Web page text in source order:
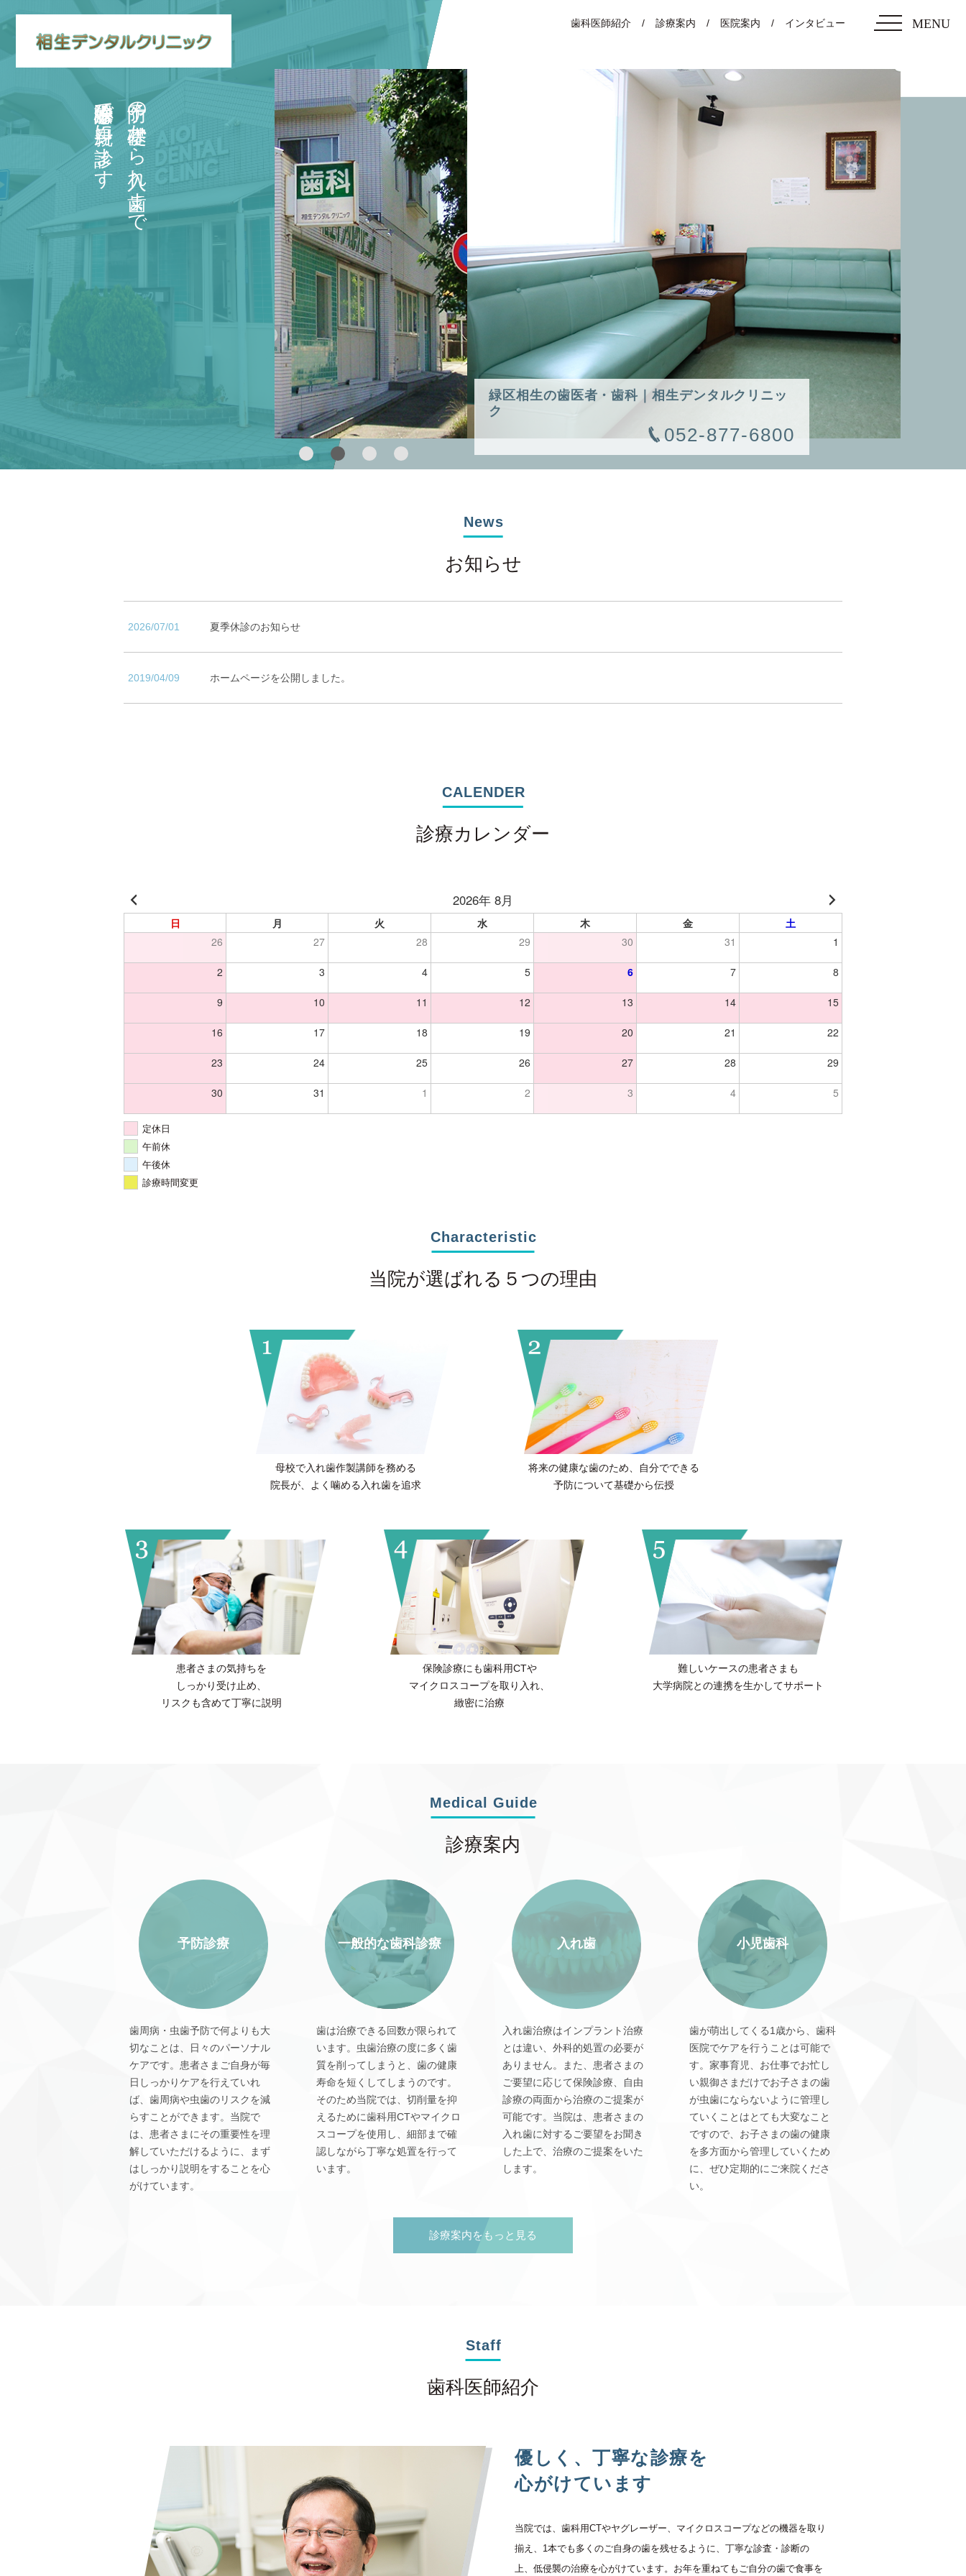
歯科医師紹介 診療案内 医院案内 インタビュー MENU
予防の基礎から入れ歯まで
保険診療中心で親身に診ます
緑区相生の歯医者・歯科｜相生デンタルクリニッ
ク
052-877-6800
News
お知らせ
2026/07/01 夏季休診のお知らせ
2019/04/09 ホームページを公開しました。
CALENDER
診療カレンダー
2026年 8月
日 月 火 水 木 金
土
26
27 28 29 30 31 1
2 3 4 5 6 7 8
9 10 11 12 13 14 15
16 17 18 19 20 21 22
23 24 25 26 27 28 29
30 31 1 2 3 4 5
定休日
午前休
午後休
診療時間変更
Characteristic
当院が選ばれる５つの理由
母校で入れ歯作製講師を務める
院長が、 よく噛める入れ歯を追求
将来の健康な歯のため、
自分でできる
予防について基礎から伝授
患者さまの気持ちを
しっかり受け止め、
リスクも含めて丁寧に説明
保険診療にも歯科用CTや
マイクロスコープを取り入れ、
緻密に治療
難しいケースの患者さまも
大学病院との連携を生かしてサポート
Medical Guide
診療案内
予防診療
歯周病・虫歯予防で何よりも大
切なことは、日々のパーソナル
ケアです。患者さまご自身が毎
日しっかりケアを行えていれ
ば、歯周病や虫歯のリスクを減
らすことができます。当院で
は、患者さまにその重要性を理
解していただけるように、まず
はしっかり説明をすることを心
がけています。
一般的な歯科診療
歯は治療できる回数が限られて
います。虫歯治療の度に多く歯
質を削ってしまうと、歯の健康
寿命を短くしてしまうのです。
そのため当院では、切削量を抑
えるために歯科用CTやマイクロ
スコープを使用し、細部まで確
認しながら丁寧な処置を行って
います。
入れ歯
入れ歯治療はインプラント治療
とは違い、外科的処置の必要が
ありません。また、患者さまの
ご要望に応じて保険診療、自由
診療の両面から治療のご提案が
可能です。当院は、患者さまの
入れ歯に対するご要望をお聞き
した上で、治療のご提案をいた
します。
小児歯科
歯が萌出してくる1歳から、歯科
医院でケアを行うことは可能で
す。家事育児、お仕事でお忙し
い親御さまだけでお子さまの歯
が虫歯にならないように管理し
ていくことはとても大変なこと
ですので、お子さまの歯の健康
を多方面から管理していくため
に、ぜひ定期的にご来院くださ
い。
診療案内をもっと見る
Staff
歯科医師紹介
優しく、丁寧な診療を
心がけています
当院では、歯科用CTやヤグレーザー、マイクロスコープなどの機器を取り
揃え、1本でも多くのご自身の歯を残せるように、丁寧な診査・診断の
上、低侵襲の治療を心がけています。お年を重ねてもご自分の歯で食事を